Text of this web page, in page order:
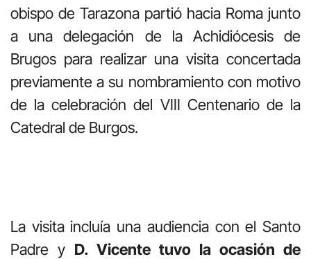
obispo de Tarazona partió hacia Roma junto
a una delegación de la Achidiócesis de
Brugos para realizar una visita concertada
previamente a su nombramiento con motivo
de la celebración del VIII Centenario de la
Catedral de Burgos.
La visita incluía una audiencia con el Santo
Padre y D. Vicente tuvo la ocasión de